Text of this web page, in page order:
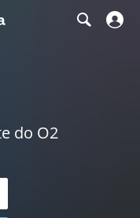
do O2